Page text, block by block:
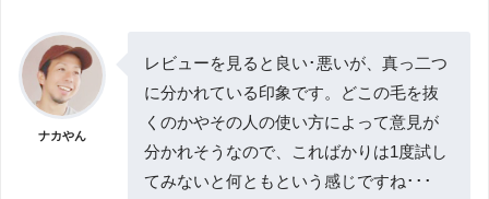
ナカやん
レビューを見ると良い･悪いが、真っ二つ
に分かれている印象です。どこの毛を抜
くのかやその人の使い方によって意見が
分かれそうなので、こればかりは1度試し
てみないと何ともという感じですね･･･